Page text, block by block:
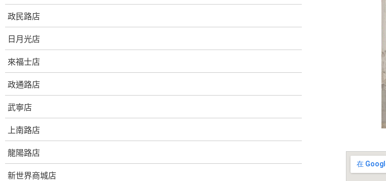
政民路店
日月光店
來福士店
政通路店
武寧店
上南路店
龍陽路店
新世界商城店